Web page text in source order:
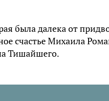
была далека от
счастье Михаила
Тишайшего.